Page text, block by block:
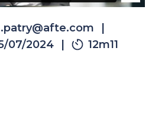
|
07/2024
| 12m11